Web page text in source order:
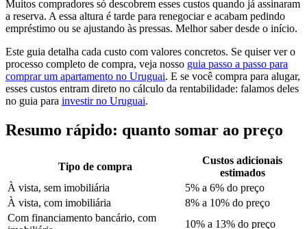
Muitos compradores só descobrem esses custos quando já assinaram
a reserva. A essa altura é tarde para renegociar e acabam pedindo
empréstimo ou se ajustando às pressas. Melhor saber desde o início.
Este guia detalha cada custo com valores concretos. Se quiser ver o
processo completo de compra, veja nosso guia passo a passo para
comprar um apartamento no Uruguai. E se você compra para alugar,
esses custos entram direto no cálculo da rentabilidade: falamos deles
no guia para investir no Uruguai.
Resumo rápido: quanto somar ao preço
Tipo de compra
Custos adicionais
estimados
À vista, sem imobiliária
5% a 6% do preço
À vista, com imobiliária
8% a 10% do preço
Com financiamento bancário, com
10% a 13% do preço